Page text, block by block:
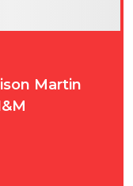
Martin